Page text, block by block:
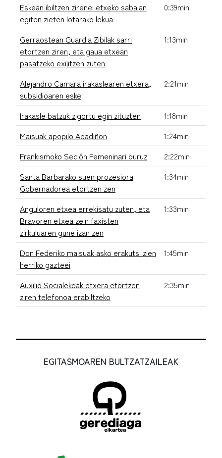
Eskean ibiltzen zirenei etxeko sabaian
egiten zieten lotarako lekua
0:39min
Gerraostean Guardia Zibilak sarri
etortzen ziren, eta gaua etxean
pasatzeko exijitzen zuten
1:13min
Alejandro Camara irakaslearen etxera,
subsidioaren eske
2:21min
Irakasle batzuk zigortu egin zituzten
1:18min
Maisuak apopilo Abadiñon
1:24min
Frankismoko Seción Femeninari buruz
2:22min
Santa Barbarako suen prozesiora
Gobernadorea etortzen zen
1:34min
Anguloren etxea errekisatu zuten, eta
Bravoren etxea zein faxisten
zirkuluaren gune izan zen
1:33min
Don Federiko maisuak asko erakutsi zien
herriko gazteei
1:45min
Auxilio Socialekoak etxera etortzen
ziren telefonoa erabiltzeko
2:35min
EGITASMOAREN BULTZATZAILEAK